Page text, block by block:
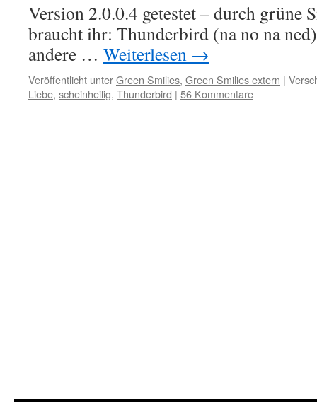
Version 2.0.0.4 getestet – durch grüne
braucht ihr: Thunderbird (na no na
andere … Weiterlesen →
Veröffentlicht unterGreen Smilies, Green Smilies extern |
Liebe, scheinheilig, Thunderbird | 56 Kommentare